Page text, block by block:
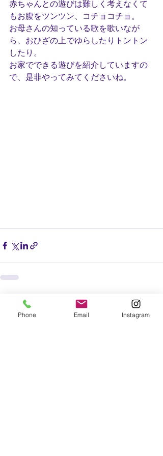
赤ちゃんとの遊びは難しく考えなくて
もお腹をツンツン、コチョコチョ。
お母さんの知っている歌を歌いなが
ら、おひざの上でゆらしたりトントン
したり。
お家でできる遊びを紹介していますの
で、是非やってみてくださいね。
最新記事 すべて表示
Phone Email Instagram